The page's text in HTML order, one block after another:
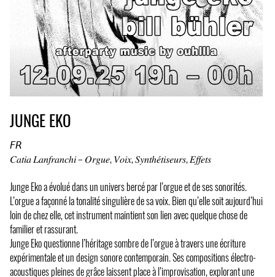
JUNGE EKO
𝘍𝘙
𝐶𝑎𝑡𝑖𝑎 𝐿𝑎𝑛𝑓𝑟𝑎𝑛𝑐ℎ𝑖 – 𝑂𝑟𝑔𝑢𝑒, 𝑉𝑜𝑖𝑥, 𝑆𝑦𝑛𝑡ℎ𝑒́𝑡𝑖𝑠𝑒𝑢𝑟𝑠, 𝐸𝑓𝑓𝑒𝑡𝑠
Junge Eko a évolué dans un univers bercé par l’orgue et de ses sonorités.
L’orgue a façonné la tonalité singulière de sa voix. Bien qu’elle soit aujourd’hui
loin de chez elle, cet instrument maintient son lien avec quelque chose de
familier et rassurant.
Junge Eko questionne l’héritage sombre de l’orgue à travers une écriture
expérimentale et un design sonore contemporain. Ses compositions électro-
acoustiques pleines de grâce laissent place à l’improvisation, explorant une